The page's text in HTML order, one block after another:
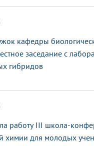
кафедры
заседание с
гибридов
работу III школа-
химии для молодых